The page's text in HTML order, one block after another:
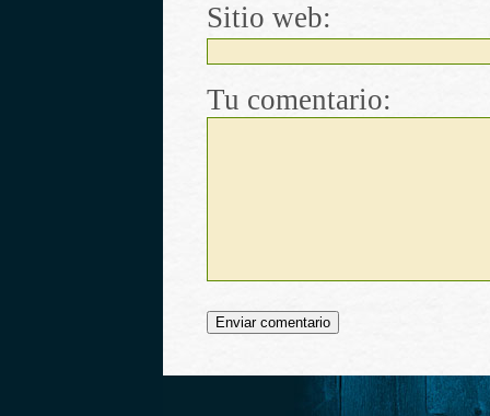
Sitio web:
Tu comentario: